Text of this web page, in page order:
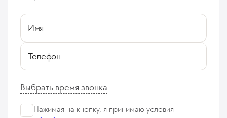
Имя
Телефон
Выбрать время звонка
Нажимая на кнопку, я принимаю условия